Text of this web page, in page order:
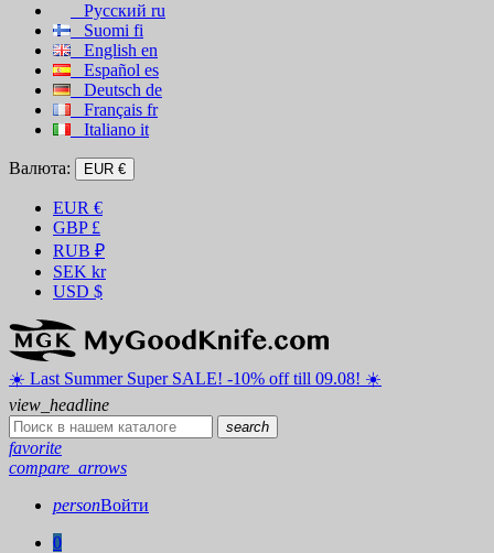
Русский ru
Suomi fi
English en
Español es
Deutsch de
Français fr
Italiano it
Валюта: EUR €
EUR €
GBP £
RUB ₽
SEK kr
USD $
☀️ ️Last Summer Super SALE! -10% off till 09.08! ☀️
view_headline
search
favorite
compare_arrows
personВойти
0